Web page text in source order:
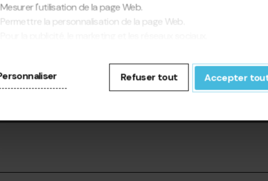
Mesurer l'utilisation de la page Web.
Permettre la personnalisation de la page Web.
Si vous préférez les configurer vous-même, cliquez sur «
».
Refuser tout Accepter